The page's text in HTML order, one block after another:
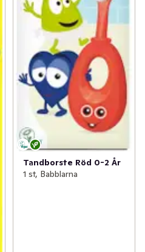
Tandborste Röd 0-2 År
1 st, Babblarna